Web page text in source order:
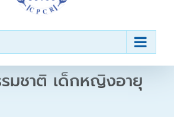
มชาติ เด็กหญิงอายุ